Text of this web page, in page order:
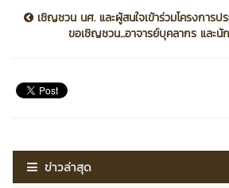
เชิญชวน นศ. และผู้สนใจเข้าร่วมโครงการ
ขอเชิญชวน...อาจารย์บุคลากร และนั
ข่าวล่าสุด